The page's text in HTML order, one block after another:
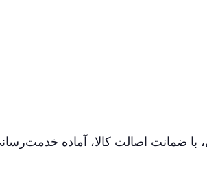
با ضمانت اصالت کالا، آماده